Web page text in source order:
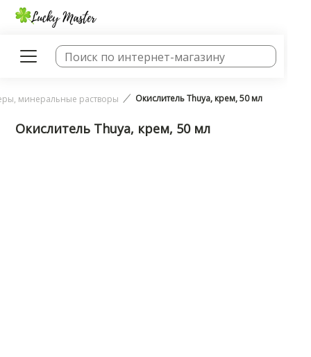
минеральные растворы Окислитель Thuya, крем, 50 мл
Окислитель Thuya, крем, 50 мл